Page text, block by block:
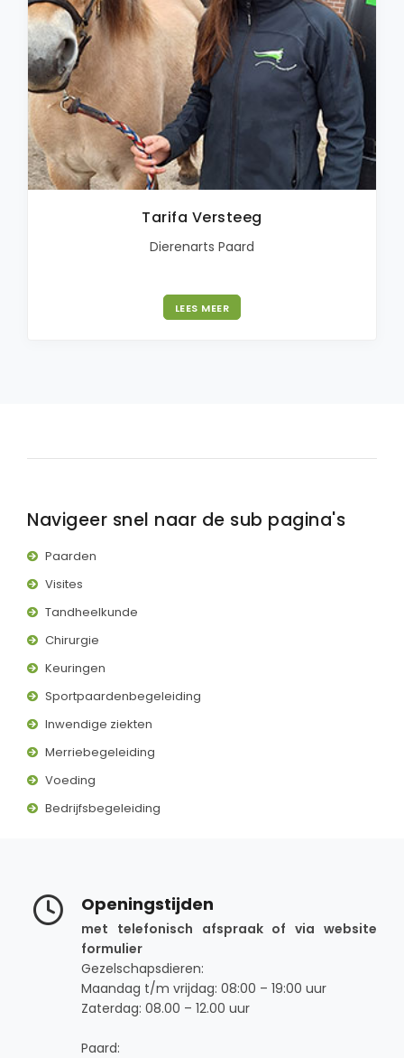
Tarifa Versteeg
Dierenarts Paard
LEES MEER
Navigeer snel naar de sub pagina's
Paarden
Visites
Tandheelkunde
Chirurgie
Keuringen
Sportpaardenbegeleiding
Inwendige ziekten
Merriebegeleiding
Voeding
Bedrijfsbegeleiding
Openingstijden
met telefonisch afspraak of via website
formulier
Gezelschapsdieren:
Maandag t/m vrijdag: 08:00 – 19:00 uur
Zaterdag: 08.00 – 12.00 uur
Paard: